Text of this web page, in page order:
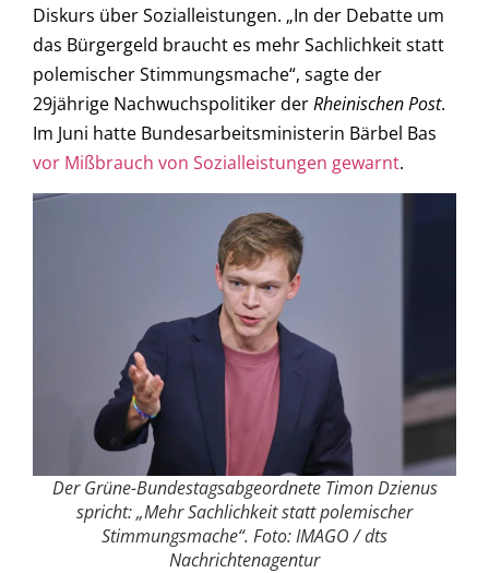
Diskurs über Sozialleistungen. „In der Debatte um
das Bürgergeld braucht es mehr Sachlichkeit statt
polemischer Stimmungsmache“, sagte der
29jährige Nachwuchspolitiker derRheinischen Post.
Im Juni hatte Bundesarbeitsministerin Bärbel Bas
vor Mißbrauch von Sozialleistungen gewarnt.
Der Grüne-Bundestagsabgeordnete Timon Dzienus
spricht: „Mehr Sachlichkeit statt polemischer
Stimmungsmache“. Foto: IMAGO / dts
Nachrichtenagentur